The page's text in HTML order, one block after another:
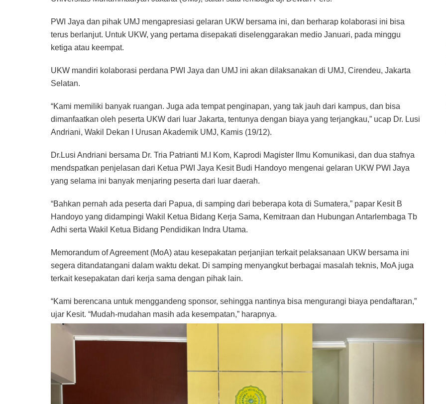
PWI Jaya dan pihak UMJ mengapresiasi gelaran UKW bersama ini, dan berharap kolaborasi ini bisa
terus berlanjut. Untuk UKW, yang pertama disepakati diselenggarakan medio Januari, pada minggu
ketiga atau keempat.
UKW mandiri kolaborasi perdana PWI Jaya dan UMJ ini akan dilaksanakan di UMJ, Cirendeu, Jakarta
Selatan.
“Kami memiliki banyak ruangan. Juga ada tempat penginapan, yang tak jauh dari kampus, dan bisa
dimanfaatkan oleh peserta UKW dari luar Jakarta, tentunya dengan biaya yang terjangkau,” ucap Dr. Lusi
Andriani, Wakil Dekan I Urusan Akademik UMJ, Kamis (19/12).
Dr.Lusi Andriani bersama Dr. Tria Patrianti M.I Kom, Kaprodi Magister Ilmu Komunikasi, dan dua stafnya
mendspatkan penjelasan dari Ketua PWI Jaya Kesit Budi Handoyo mengenai gelaran UKW PWI Jaya
yang selama ini banyak menjaring peserta dari luar daerah.
“Bahkan pernah ada peserta dari Papua, di samping dari beberapa kota di Sumatera,” papar Kesit B
Handoyo yang didampingi Wakil Ketua Bidang Kerja Sama, Kemitraan dan Hubungan Antarlembaga Tb
Adhi serta Wakil Ketua Bidang Pendidikan Indra Utama.
Memorandum of Agreement (MoA) atau kesepakatan perjanjian terkait pelaksanaan UKW bersama ini
segera ditandatangani dalam waktu dekat. Di samping menyangkut berbagai masalah teknis, MoA juga
terkait kesepakatan dari kerja sama dengan pihak lain.
“Kami berencana untuk menggandeng sponsor, sehingga nantinya bisa mengurangi biaya pendaftaran,”
ujar Kesit. “Mudah-mudahan masih ada kesempatan,” harapnya.